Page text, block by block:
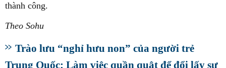
thành công.
Theo Sohu
Trào lưu “nghỉ hưu non” của người trẻ
Trung Quốc: Làm việc quần quật để đổi lấy sự